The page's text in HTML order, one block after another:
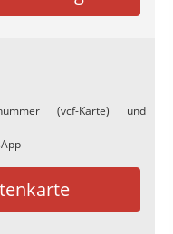
(vcf-Karte) und